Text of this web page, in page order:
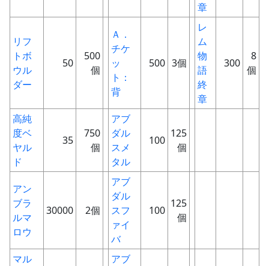
章
リフ
トボ
ウル
ダー
50
500
個
Ａ．
チケ
ッ
ト：
背
500 3個
レ
ム
物
語
終
章
300
8
個
高純
度ベ
ヤル
ド
35
750
個
アブ
ダル
スメ
タル
100
125
個
アン
ブラ
ルマ
ロウ
30000 2個
アブ
ダル
スフ
ァイ
バ
100
125
個
マル
アブ